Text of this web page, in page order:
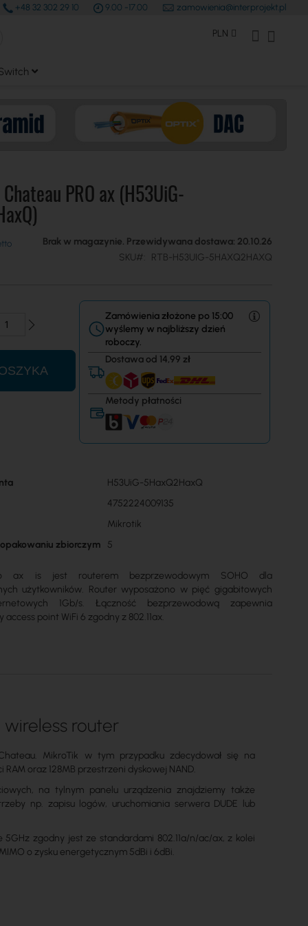
+48 32 302 29 10 9.00 -17.00 zamowienia@interprojekt.pl
Waluta
PLN Konto Klienta
PRO ax (H53UiG-
Brak w magazynie. Przewidywana dostawa: 20.10.26
SKU
RTB-H53UIG-5HAXQ2HAXQ
Zamówienia złożone po 15:00
wyślemy w najbliższy dzień
roboczy.
Dostawa od 14,99 zł
Metody płatności
H53UiG-5HaxQ2HaxQ
4752224009135
Mikrotik
zbiorczym
5
ax is jest routerem bezprzewodowym SOHO dla
użytkowników. Router wyposażono w pięć gigabitowych
1Gb/s. Łączność bezprzewodową zapewnia
point WiFi 6 zgodny z 802.11ax.
wireless router
MikroTik w tym przypadku zdecydował się na
oraz 128MB przestrzeni dyskowej NAND.
na tylnym panelu urządzenia znajdziemy także
np. zapisu logów, uruchomiania serwera DUDE lub
zgodny jest ze standardami 802.11a/n/ac/ax, z kolei
o zysku energetycznym 5dBi i 6dBi.